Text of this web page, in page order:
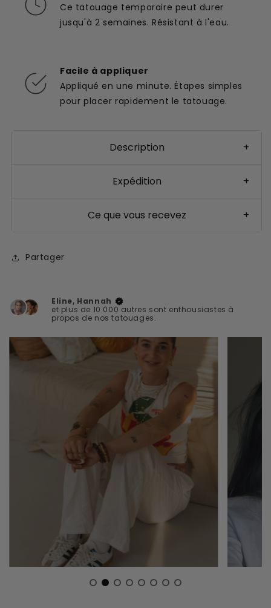
Ce tatouage temporaire peut durer
jusqu'à 2 semaines. Résistant à l'eau.
Facile à appliquer
Appliqué en une minute. Étapes simples
pour placer rapidement le tatouage.
Description +
Expédition +
Ce que vous recevez +
Partager
Eline, Hannah
et plus de 10 000 autres sont enthousiastes à
propos de nos tatouages.